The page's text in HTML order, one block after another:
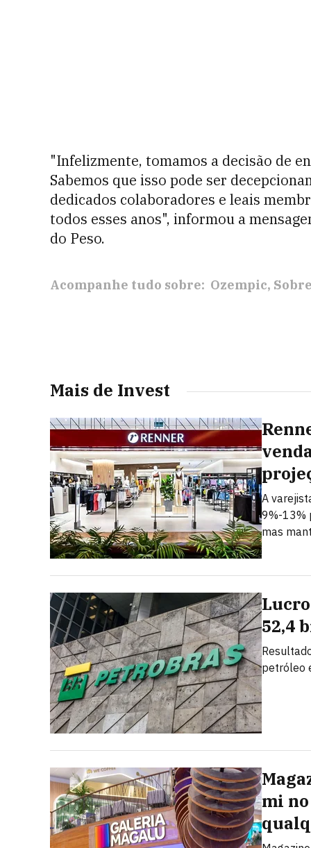
"Infelizmente, tomamos a decisão de
Sabemos que isso pode ser
dedicados colaboradores e leais
todos esses anos", informou a
do Peso.
Acompanhe tudo sobre: Ozempic
Mais de Invest
A
9%-13%
mas
52,4
petróleo
mi